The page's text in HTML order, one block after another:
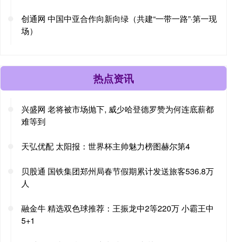
创通网 中国中亚合作向新向绿（共建“一带一路”·第一现
场）
热点资讯
兴盛网 老将被市场抛下, 威少哈登德罗赞为何连底薪都
难等到
天弘优配 太阳报：世界杯主帅魅力榜图赫尔第4
贝股通 国铁集团郑州局春节假期累计发送旅客536.8万
人
融金牛 精选双色球推荐：王振龙中2等220万 小霸王中
5+1